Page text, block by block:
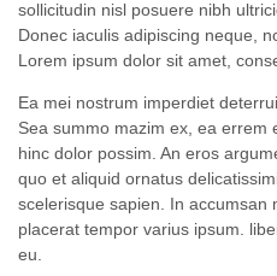
sollicitudin nisl posuere nibh
Donec iaculis adipiscing neque,
Lorem ipsum dolor sit amet,
Ea mei nostrum imperdiet
Sea summo mazim ex, ea errem
hinc dolor possim. An eros
quo et aliquid ornatus
scelerisque sapien. In accumsan
placerat tempor varius ipsum.
eu.